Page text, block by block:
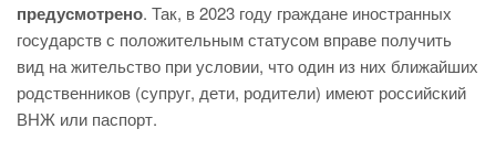
предусмотрено. Так, в 2023 году граждане иностранных
государств с положительным статусом вправе получить
вид на жительство при условии, что один из них ближайших
родственников (супруг, дети, родители) имеют российский
ВНЖ или паспорт.